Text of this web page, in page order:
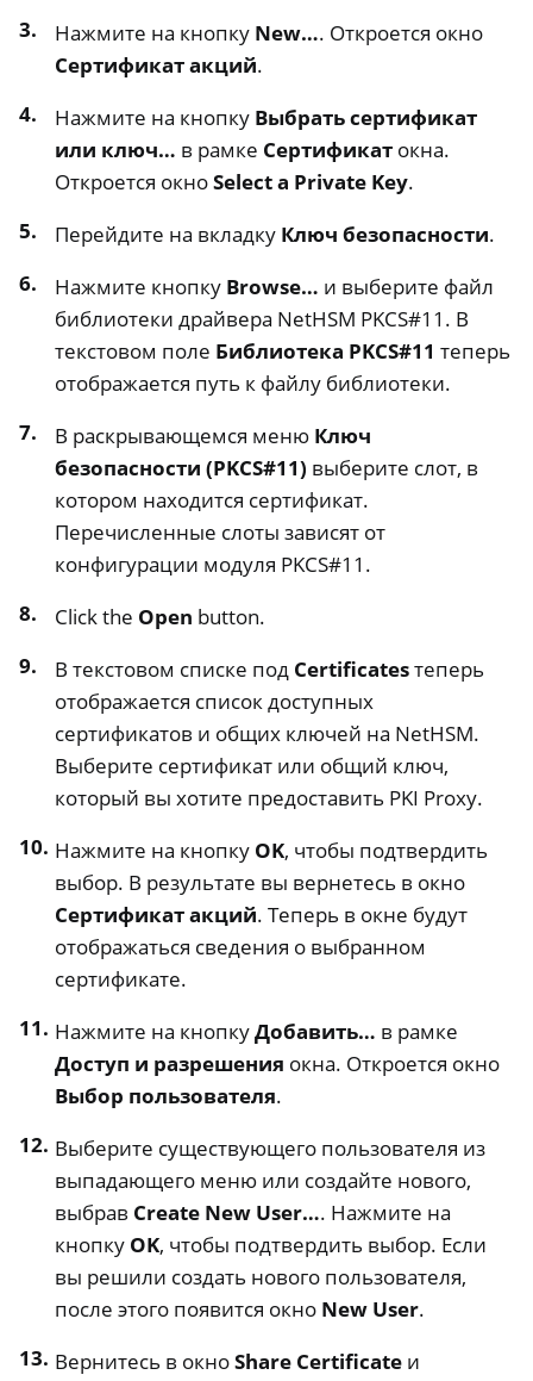
Нажмите на кнопку New…. Откроется окно
Сертификат акций.
Нажмите на кнопку Выбрать сертификат
или ключ… в рамке Сертификат окна.
Откроется окноSelect a Private Key.
Перейдите на вкладку Ключ безопасности.
Нажмите кнопку Browse… и выберите файл
библиотеки драйвера NetHSM PKCS#11. В
текстовом поле Библиотека PKCS#11 теперь
отображается путь к файлу библиотеки.
В раскрывающемся меню Ключ
безопасности (PKCS#11) выберите слот, в
котором находится сертификат.
Перечисленные слоты зависят от
конфигурации модуля PKCS#11.
Click the Open button.
В текстовом списке под Certificatesтеперь
отображается список доступных
сертификатов и общих ключей на NetHSM.
Выберите сертификат или общий ключ,
который вы хотите предоставить PKI Proxy.
Нажмите на кнопку OK, чтобы подтвердить
выбор. В результате вы вернетесь в окно
Сертификат акций. Теперь в окне будут
отображаться сведения о выбранном
сертификате.
Нажмите на кнопкуДобавить… в рамке
Доступ и разрешения окна. Откроется окно
Выбор пользователя.
Выберите существующего пользователя из
выпадающего меню или создайте нового,
выбрав Create New User…. Нажмите на
кнопку OK, чтобы подтвердить выбор. Если
вы решили создать нового пользователя,
после этого появится окно New User.
Вернитесь в окноShare Certificate и